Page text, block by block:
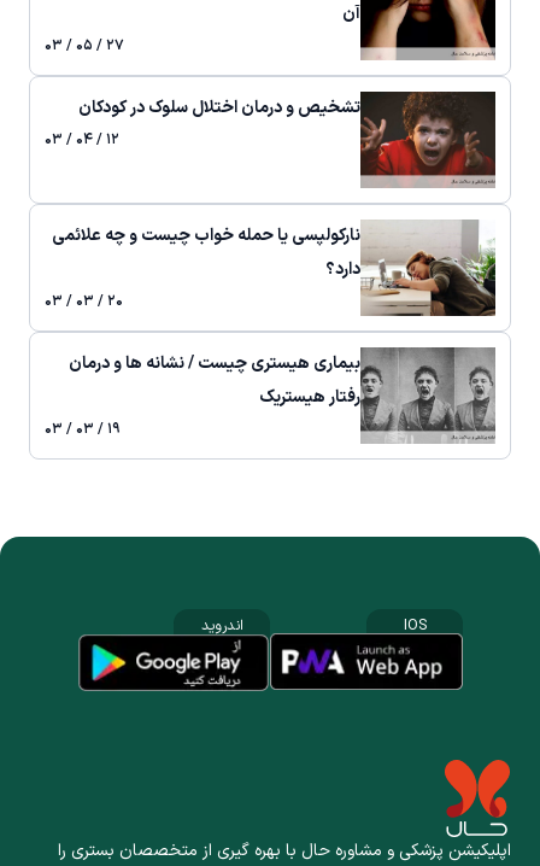
آن
۲۷ / ۰۵ / ۰۳
تشخیص و درمان اختلال سلوک در کودکان
۱۲ / ۰۴ / ۰۳
نارکولپسی یا حمله خواب چیست و چه علائمی
دارد؟
۲۰ / ۰۳ / ۰۳
بیماری هیستری چیست / نشانه ها و درمان
رفتار هیستریک
۱۹ / ۰۳ / ۰۳
اپلیکیشن پزشکی و مشاوره حال با بهره گیری از متخصصان بستری را
IOS اندروید